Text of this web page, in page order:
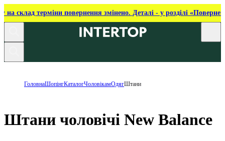
на склад терміни повернення змінено. Деталі - у розділі
ГоловнаШопінгКаталогЧоловікамОдягШтани
Штани чоловічі New Balance